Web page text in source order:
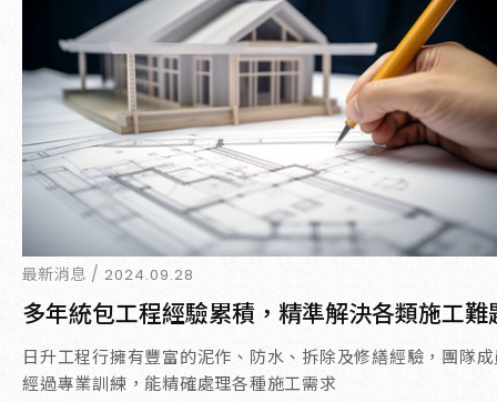
最新消息 / 2024.09.28
多年統包工程經驗累積，精準解決各類施工難
日升工程行擁有豐富的泥作、防水、拆除及修繕經驗，團隊
經過專業訓練，能精確處理各種施工需求